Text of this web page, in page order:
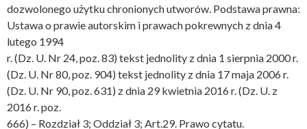
dozwolonego użytku chronionych utworów. Podstawa prawna:
Ustawa o prawie autorskim i prawach pokrewnych z dnia 4
lutego 1994
r. (Dz. U. Nr 24, poz. 83) tekst jednolity z dnia 1 sierpnia 2000 r.
(Dz. U. Nr 80, poz. 904) tekst jednolity z dnia 17 maja 2006 r.
(Dz. U. Nr 90, poz. 631) z dnia 29 kwietnia 2016 r. (Dz. U. z
2016 r. poz.
666) – Rozdział 3; Oddział 3; Art.29. Prawo cytatu.